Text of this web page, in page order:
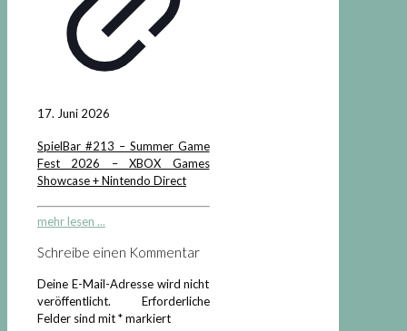
17. Juni 2026
SpielBar #213 – Summer Game
Fest 2026 – XBOX Games
Showcase + Nintendo Direct
mehr lesen ...
Schreibe einen Kommentar
Deine E-Mail-Adresse wird nicht
veröffentlicht.
Erforderliche
Felder sind mit*markiert